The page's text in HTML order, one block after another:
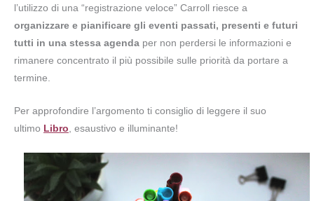
l’utilizzo di una “registrazione veloce” Carroll riesce a
organizzare e pianificare gli eventi passati, presenti e futuri
tutti in una stessa agenda per non perdersi le informazioni e
rimanere concentrato il più possibile sulle priorità da portare a
termine.
Per approfondire l’argomento ti consiglio di leggere il suo
ultimo Libro , esaustivo e illuminante!